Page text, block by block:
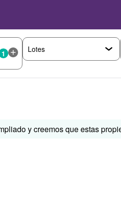
1
y creemos que estas